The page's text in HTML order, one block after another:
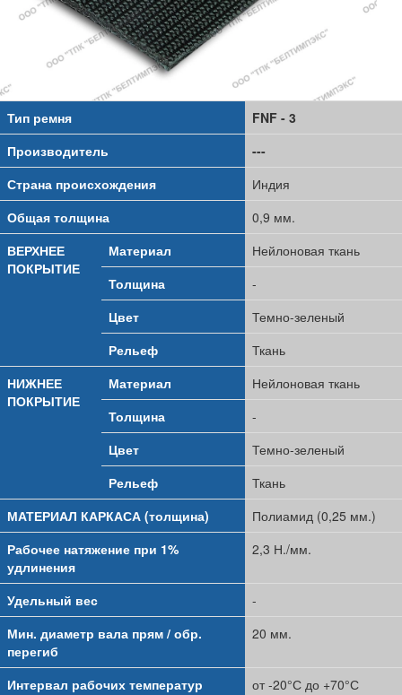
Тип ремня
FNF - 3
Производитель
---
Страна происхождения
Индия
Общая толщина
0,9 мм.
ВЕРХНЕЕ
ПОКРЫТИЕ
Материал
Нейлоновая ткань
Толщина
-
Цвет
Темно-зеленый
Рельеф
Ткань
НИЖНЕЕ
ПОКРЫТИЕ
Материал
Нейлоновая ткань
Толщина
-
Цвет
Темно-зеленый
Рельеф
Ткань
МАТЕРИАЛ КАРКАСА (толщина)
Полиамид (0,25 мм.)
Рабочее натяжение при 1%
удлинения
2,3 Н./мм.
Удельный вес
-
Мин. диаметр вала прям / обр.
перегиб
20 мм.
Интервал рабочих температур от -20°С до +70°С